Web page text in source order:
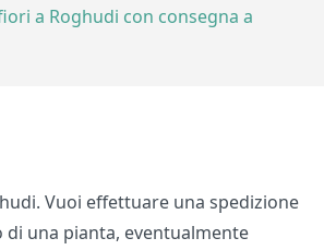
a Roghudi con consegna a
Vuoi effettuare una spedizione
di una pianta, eventualmente